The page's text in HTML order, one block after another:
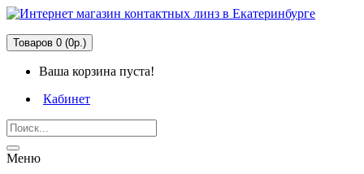
Товаров 0 (0р.)
Ваша корзина пуста!
Кабинет
Меню